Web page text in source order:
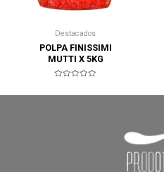
Destacados
POLPA FINISSIMI
MUTTI X 5KG